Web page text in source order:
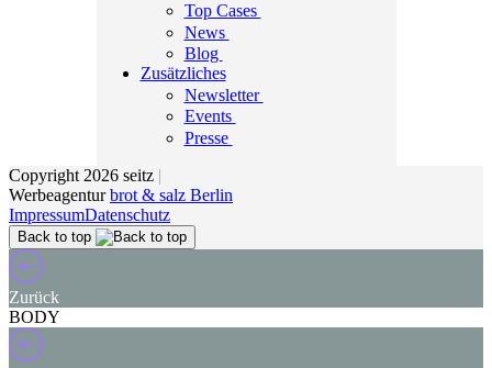
Top Cases
News
Blog
Zusätzliches
Newsletter
Events
Presse
Copyright 2026 seitz |
Werbeagenturbrot & salz Berlin
ImpressumDatenschutz
Back to top
Zurück
BODY